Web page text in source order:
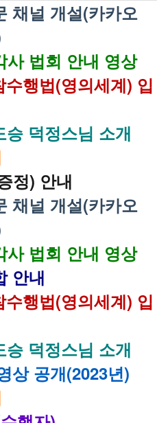
채널 개설(카카오
사 법회 안내 영상
행법(영의세계) 입
덕정스님 소개
정) 안내
채널 개설(카카오
사 법회 안내 영상
안내
행법(영의세계) 입
덕정스님 소개
상 공개(2023년)